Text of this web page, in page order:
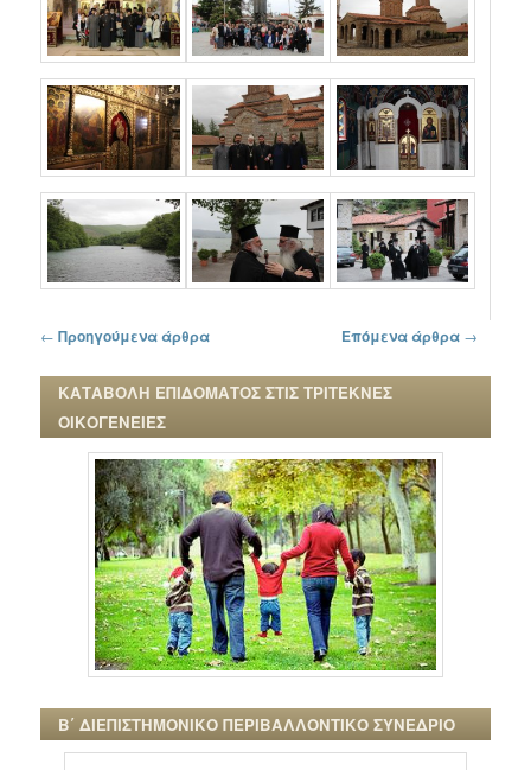
Πλοήγηση στα άρθρα
← Προηγούμενα άρθρα Επόμενα άρθρα →
ΚΑΤΑΒΟΛΗ ΕΠΙΔΟΜΑΤΟΣ ΣΤΙΣ ΤΡΙΤΕΚΝΕΣ
ΟΙΚΟΓΕΝΕΙΕΣ
Β΄ ΔΙΕΠΙΣΤΗΜΟΝΙΚΟ ΠΕΡΙΒΑΛΛΟΝΤΙΚΟ ΣΥΝΕΔΡΙΟ